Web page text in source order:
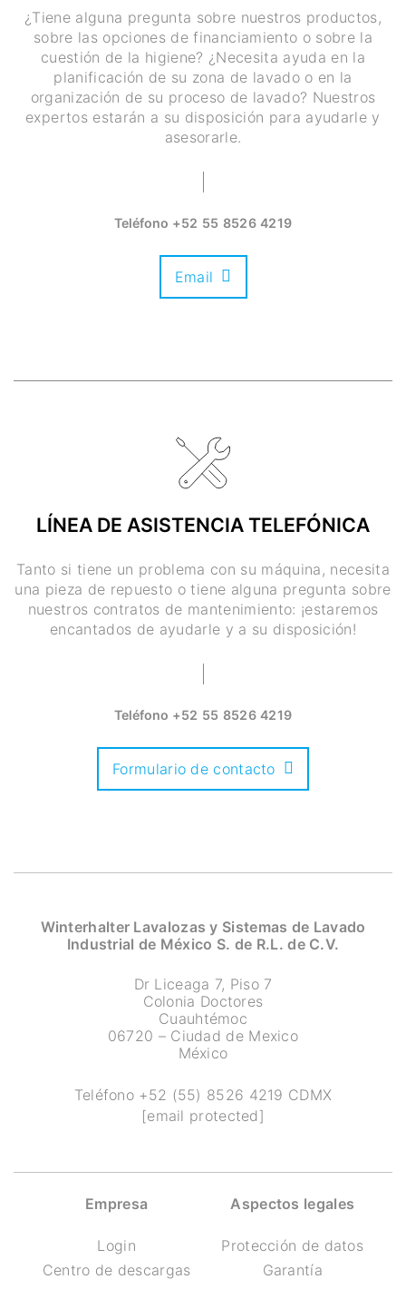
¿Tiene alguna pregunta sobre nuestros productos,
sobre las opciones de financiamiento o sobre la
cuestión de la higiene? ¿Necesita ayuda en la
planificación de su zona de lavado o en la
organización de su proceso de lavado? Nuestros
expertos estarán a su disposición para ayudarle y
asesorarle.
Teléfono +52 55 8526 4219
Email
LÍNEA DE ASISTENCIA TELEFÓNICA
Tanto si tiene un problema con su máquina, necesita
una pieza de repuesto o tiene alguna pregunta sobre
nuestros contratos de mantenimiento: ¡estaremos
encantados de ayudarle y a su disposición!
Teléfono +52 55 8526 4219
Formulario de contacto
Winterhalter Lavalozas y Sistemas de Lavado
Industrial de México S. de R.L. de C.V.
Dr Liceaga 7, Piso 7
Colonia Doctores
Cuauhtémoc
06720 – Ciudad de Mexico
México
Teléfono +52 (55) 8526 4219 CDMX
[email protected]
Empresa
Login
Centro de descargas
Aspectos legales
Protección de datos
Garantía